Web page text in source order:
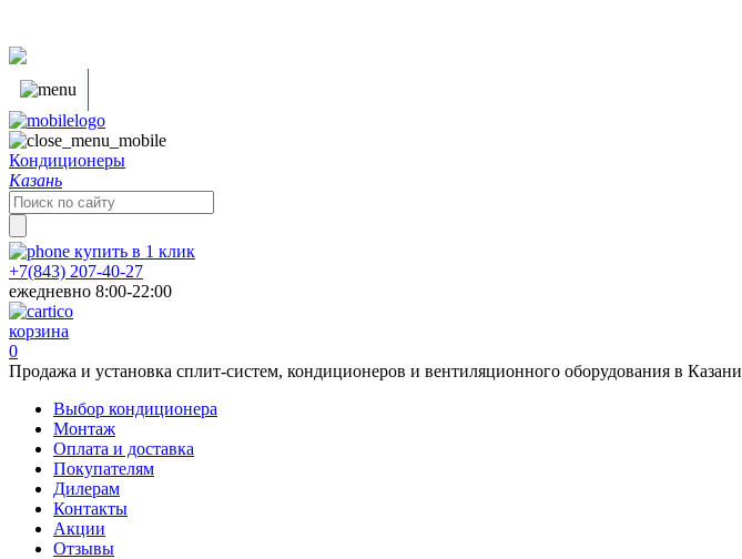
Кондиционеры
Казань
Search
for:
купить в 1 клик
+7(843) 207-40-27
ежедневно 8:00-22:00
корзина
0
Продажа и установка сплит-систем, кондиционеров и вентиляционного оборудования в Казани
Выбор кондиционера
Монтаж
Оплата и доставка
Покупателям
Дилерам
Контакты
Акции
Отзывы